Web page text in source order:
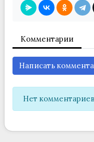
Комментарии
Написать
Нет